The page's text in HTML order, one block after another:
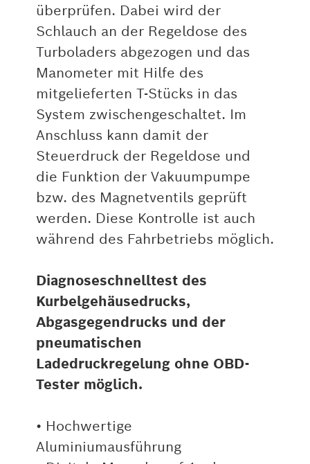
überprüfen. Dabei wird der
Schlauch an der Regeldose des
Turboladers abgezogen und das
Manometer mit Hilfe des
mitgelieferten T-Stücks in das
System zwischengeschaltet. Im
Anschluss kann damit der
Steuerdruck der Regeldose und
die Funktion der Vakuumpumpe
bzw. des Magnetventils geprüft
werden. Diese Kontrolle ist auch
während des Fahrbetriebs möglich.
Diagnoseschnelltest des
Kurbelgehäusedrucks,
Abgasgegendrucks und der
pneumatischen
Ladedruckregelung ohne OBD-
Tester möglich.
• Hochwertige
Aluminiumausführung